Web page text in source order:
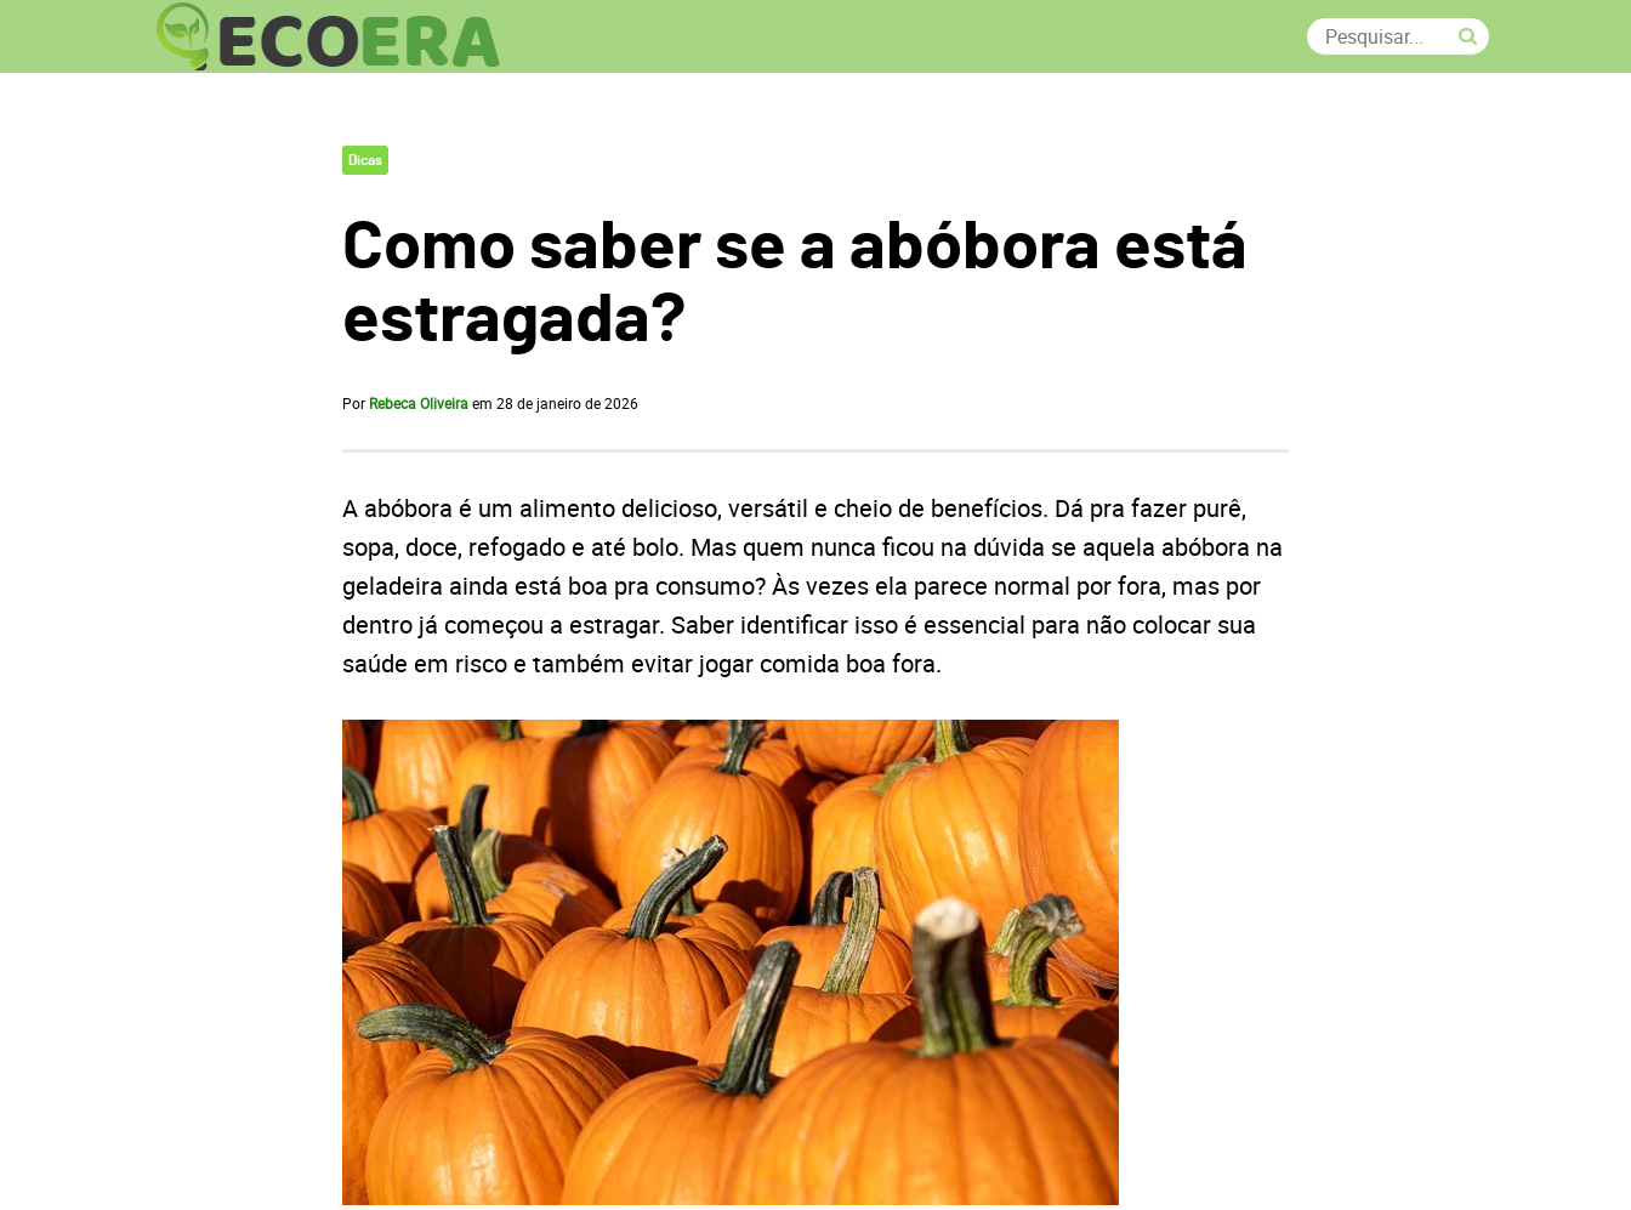
Dicas
Como saber se a abóbora está
estragada?
Por Rebeca Oliveiraem 28 de janeiro de 2026
A abóbora é um alimento delicioso, versátil e cheio de benefícios. Dá pra fazer purê,
sopa, doce, refogado e até bolo. Mas quem nunca ficou na dúvida se aquela abóbora na
geladeira ainda está boa pra consumo? Às vezes ela parece normal por fora, mas por
dentro já começou a estragar. Saber identificar isso é essencial para não colocar sua
saúde em risco e também evitar jogar comida boa fora.